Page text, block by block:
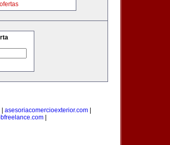
asesoriacomercioexterior.com